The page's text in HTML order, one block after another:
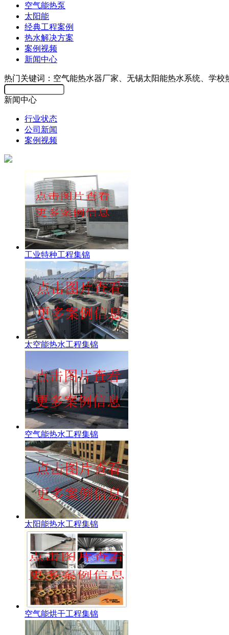
空气能热泵
太阳能
经典工程案例
热水解决方案
案例视频
新闻中心
热门关键词：空气能热水器厂家、无锡太阳能热水系统、学校
新闻中心
行业状态
公司新闻
案例视频
工业特种工程集锦
太空能热水工程集锦
空气能热水工程集锦
太阳能热水工程集锦
空气能烘干工程集锦